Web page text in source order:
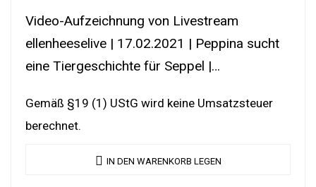
Video-Aufzeichnung von Livestream
ellenheeselive | 17.02.2021 | Peppina sucht
eine Tiergeschichte für Seppel |
Gemäß §19 (1) UStG wird keine Umsatzsteuer
berechnet.
IN DEN WARENKORB LEGEN